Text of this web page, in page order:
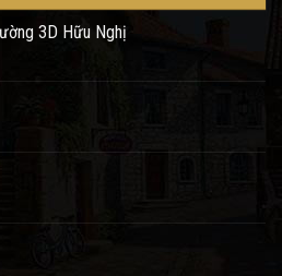
3D Hữu Nghị